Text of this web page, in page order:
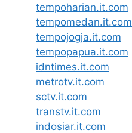
tempoharian.it.com
tempomedan.it.com
tempojogja.it.com
tempopapua.it.com
idntimes.it.com
metrotv.it.com
sctv.it.com
transtv.it.com
indosiar.it.com